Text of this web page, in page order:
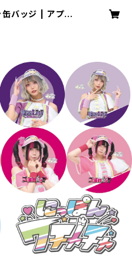
缶バッジ | アプネ